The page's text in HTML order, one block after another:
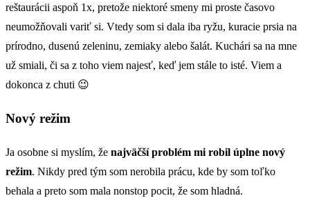
reštaurácii aspoň 1x, pretože niektoré smeny mi proste časovo
neumožňovali variť si. Vtedy som si dala iba ryžu, kuracie prsia na
prírodno, dusenú zeleninu, zemiaky alebo šalát. Kuchári sa na mne
už smiali, či sa z toho viem najesť, keď jem stále to isté. Viem a
dokonca z chuti 😉
Nový režim
Ja osobne si myslím, že najväčší problém mi robil úplne nový
režim. Nikdy pred tým som nerobila prácu, kde by som toľko
behala a preto som mala nonstop pocit, že som hladná.